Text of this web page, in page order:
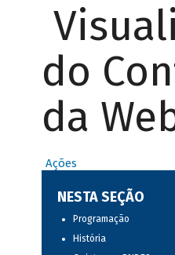
do
da
Ações
NESTA SEÇÃO
Programação
História